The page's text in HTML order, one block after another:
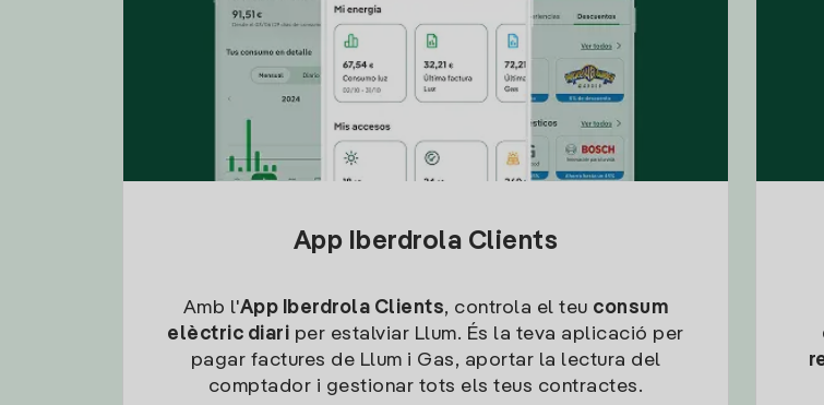
App Iberdrola Clients
Amb l'App Iberdrola Clients, controla el teu consum
elèctric diari per estalviar Llum. És la teva aplicació per
pagar factures de Llum i Gas, aportar la lectura del
comptador i gestionar tots els teus contractes.